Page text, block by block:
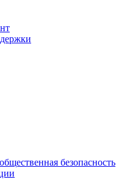
безопасность